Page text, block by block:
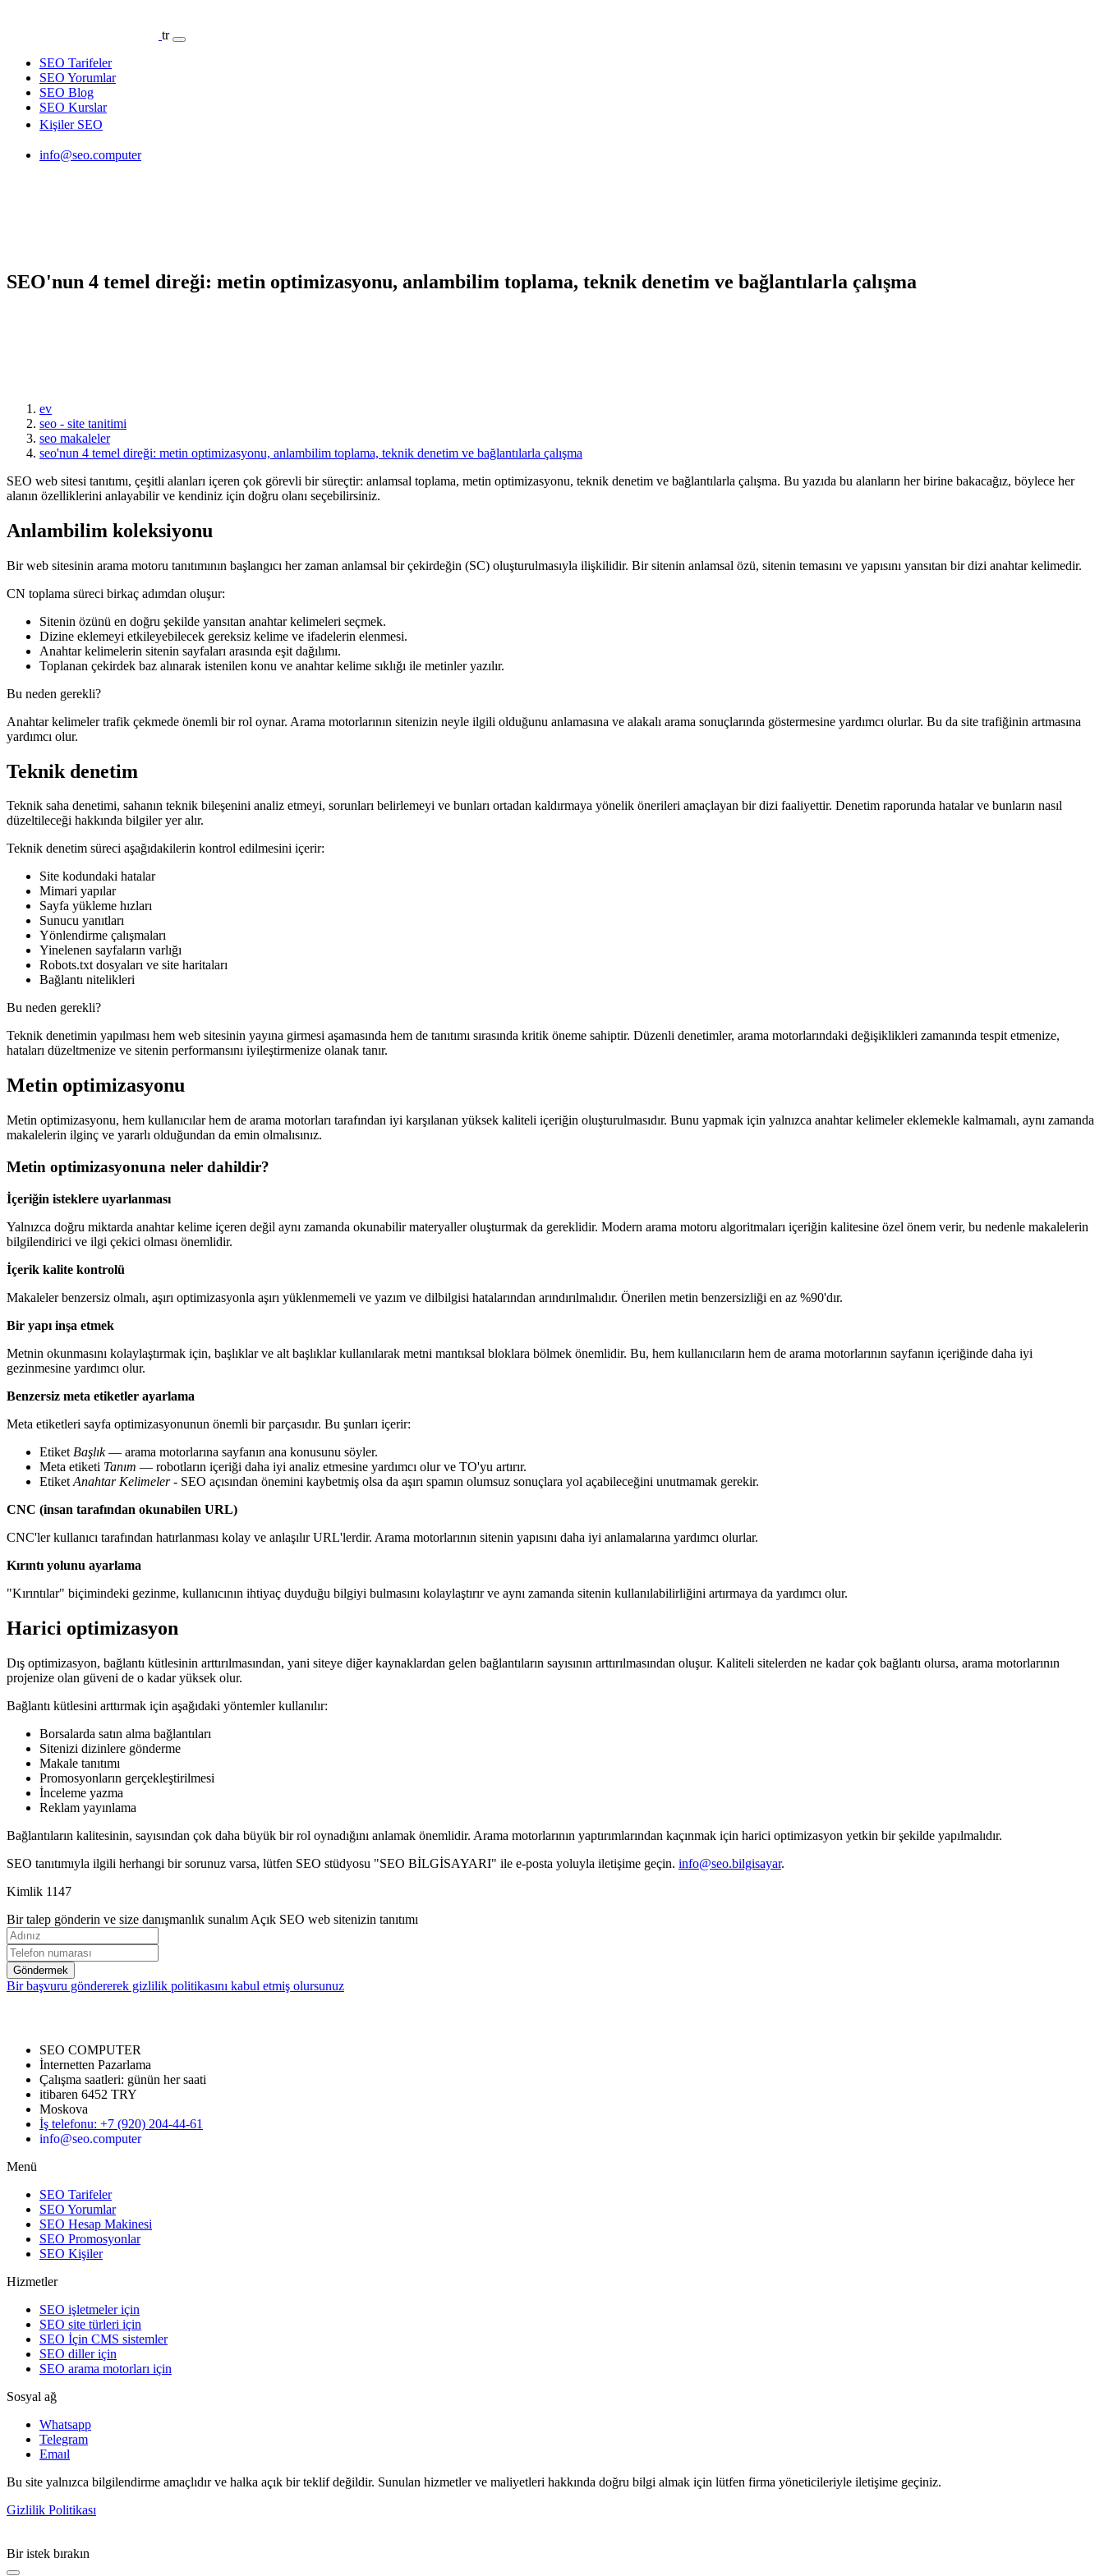
tr
SEO Tarifeler
SEO Yorumlar
SEO Blog
SEO Kurslar
Kişiler SEO
info@seo.computer
SEO'nun 4 temel direği: metin optimizasyonu, anlambilim toplama, teknik denetim ve bağlantılarla çalışma
ev
seo - site tanitimi
seo makaleler
seo'nun 4 temel direği: metin optimizasyonu, anlambilim toplama, teknik denetim ve bağlantılarla çalışma
SEO web sitesi tanıtımı, çeşitli alanları içeren çok görevli bir süreçtir: anlamsal toplama, metin optimizasyonu, teknik denetim ve bağlantılarla çalışma. Bu yazıda bu alanların her birine bakacağız, böylece her
alanın özelliklerini anlayabilir ve kendiniz için doğru olanı seçebilirsiniz.
Anlambilim koleksiyonu
Bir web sitesinin arama motoru tanıtımının başlangıcı her zaman anlamsal bir çekirdeğin (SC) oluşturulmasıyla ilişkilidir. Bir sitenin anlamsal özü, sitenin temasını ve yapısını yansıtan bir dizi anahtar kelimedir.
CN toplama süreci birkaç adımdan oluşur:
Sitenin özünü en doğru şekilde yansıtan anahtar kelimeleri seçmek.
Dizine eklemeyi etkileyebilecek gereksiz kelime ve ifadelerin elenmesi.
Anahtar kelimelerin sitenin sayfaları arasında eşit dağılımı.
Toplanan çekirdek baz alınarak istenilen konu ve anahtar kelime sıklığı ile metinler yazılır.
Bu neden gerekli?
Anahtar kelimeler trafik çekmede önemli bir rol oynar. Arama motorlarının sitenizin neyle ilgili olduğunu anlamasına ve alakalı arama sonuçlarında göstermesine yardımcı olurlar. Bu da site trafiğinin artmasına
yardımcı olur.
Teknik denetim
Teknik saha denetimi, sahanın teknik bileşenini analiz etmeyi, sorunları belirlemeyi ve bunları ortadan kaldırmaya yönelik önerileri amaçlayan bir dizi faaliyettir. Denetim raporunda hatalar ve bunların nasıl
düzeltileceği hakkında bilgiler yer alır.
Teknik denetim süreci aşağıdakilerin kontrol edilmesini içerir:
Site kodundaki hatalar
Mimari yapılar
Sayfa yükleme hızları
Sunucu yanıtları
Yönlendirme çalışmaları
Yinelenen sayfaların varlığı
Robots.txt dosyaları ve site haritaları
Bağlantı nitelikleri
Bu neden gerekli?
Teknik denetimin yapılması hem web sitesinin yayına girmesi aşamasında hem de tanıtımı sırasında kritik öneme sahiptir. Düzenli denetimler, arama motorlarındaki değişiklikleri zamanında tespit etmenize,
hataları düzeltmenize ve sitenin performansını iyileştirmenize olanak tanır.
Metin optimizasyonu
Metin optimizasyonu, hem kullanıcılar hem de arama motorları tarafından iyi karşılanan yüksek kaliteli içeriğin oluşturulmasıdır. Bunu yapmak için yalnızca anahtar kelimeler eklemekle kalmamalı, aynı zamanda
makalelerin ilginç ve yararlı olduğundan da emin olmalısınız.
Metin optimizasyonuna neler dahildir?
İçeriğin isteklere uyarlanması
Yalnızca doğru miktarda anahtar kelime içeren değil aynı zamanda okunabilir materyaller oluşturmak da gereklidir. Modern arama motoru algoritmaları içeriğin kalitesine özel önem verir, bu nedenle makalelerin
bilgilendirici ve ilgi çekici olması önemlidir.
İçerik kalite kontrolü
Makaleler benzersiz olmalı, aşırı optimizasyonla aşırı yüklenmemeli ve yazım ve dilbilgisi hatalarından arındırılmalıdır. Önerilen metin benzersizliği en az %90'dır.
Bir yapı inşa etmek
Metnin okunmasını kolaylaştırmak için, başlıklar ve alt başlıklar kullanılarak metni mantıksal bloklara bölmek önemlidir. Bu, hem kullanıcıların hem de arama motorlarının sayfanın içeriğinde daha iyi
gezinmesine yardımcı olur.
Benzersiz meta etiketler ayarlama
Meta etiketleri sayfa optimizasyonunun önemli bir parçasıdır. Bu şunları içerir:
Etiket Başlık— arama motorlarına sayfanın ana konusunu söyler.
Meta etiketi Tanım — robotların içeriği daha iyi analiz etmesine yardımcı olur ve TO'yu artırır.
Etiket Anahtar Kelimeler- SEO açısından önemini kaybetmiş olsa da aşırı spamın olumsuz sonuçlara yol açabileceğini unutmamak gerekir.
CNC (insan tarafından okunabilen URL)
CNC'ler kullanıcı tarafından hatırlanması kolay ve anlaşılır URL'lerdir. Arama motorlarının sitenin yapısını daha iyi anlamalarına yardımcı olurlar.
Kırıntı yolunu ayarlama
"Kırıntılar" biçimindeki gezinme, kullanıcının ihtiyaç duyduğu bilgiyi bulmasını kolaylaştırır ve aynı zamanda sitenin kullanılabilirliğini artırmaya da yardımcı olur.
Harici optimizasyon
Dış optimizasyon, bağlantı kütlesinin arttırılmasından, yani siteye diğer kaynaklardan gelen bağlantıların sayısının arttırılmasından oluşur. Kaliteli sitelerden ne kadar çok bağlantı olursa, arama motorlarının
projenize olan güveni de o kadar yüksek olur.
Bağlantı kütlesini arttırmak için aşağıdaki yöntemler kullanılır:
Borsalarda satın alma bağlantıları
Sitenizi dizinlere gönderme
Makale tanıtımı
Promosyonların gerçekleştirilmesi
İnceleme yazma
Reklam yayınlama
Bağlantıların kalitesinin, sayısından çok daha büyük bir rol oynadığını anlamak önemlidir. Arama motorlarının yaptırımlarından kaçınmak için harici optimizasyon yetkin bir şekilde yapılmalıdır.
SEO tanıtımıyla ilgili herhangi bir sorunuz varsa, lütfen SEO stüdyosu "SEO BİLGİSAYARI" ile e-posta yoluyla iletişime geçin. info@seo.bilgisayar.
Kimlik 1147
Bir talep gönderin ve size danışmanlık sunalım Açık SEO web sitenizin tanıtımı
Göndermek
Bir başvuru göndererek gizlilik politikasını kabul etmiş olursunuz
SEO COMPUTER
İnternetten Pazarlama
Çalışma saatleri: günün her saati
itibaren 6452 TRY
Moskova
İş telefonu: +7 (920) 204-44-61
info@seo.computer
Menü
SEO Tarifeler
SEO Yorumlar
SEO Hesap Makinesi
SEO Promosyonlar
SEO Kişiler
Hizmetler
SEO işletmeler için
SEO site türleri için
SEO İçin CMS sistemler
SEO diller için
SEO arama motorları için
Sosyal ağ
Whatsapp
Telegram
Emaıl
Bu site yalnızca bilgilendirme amaçlıdır ve halka açık bir teklif değildir. Sunulan hizmetler ve maliyetleri hakkında doğru bilgi almak için lütfen firma yöneticileriyle iletişime geçiniz.
Gizlilik Politikası
Bir istek bırakın